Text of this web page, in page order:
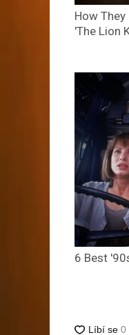
How
'The Lion
6 Best